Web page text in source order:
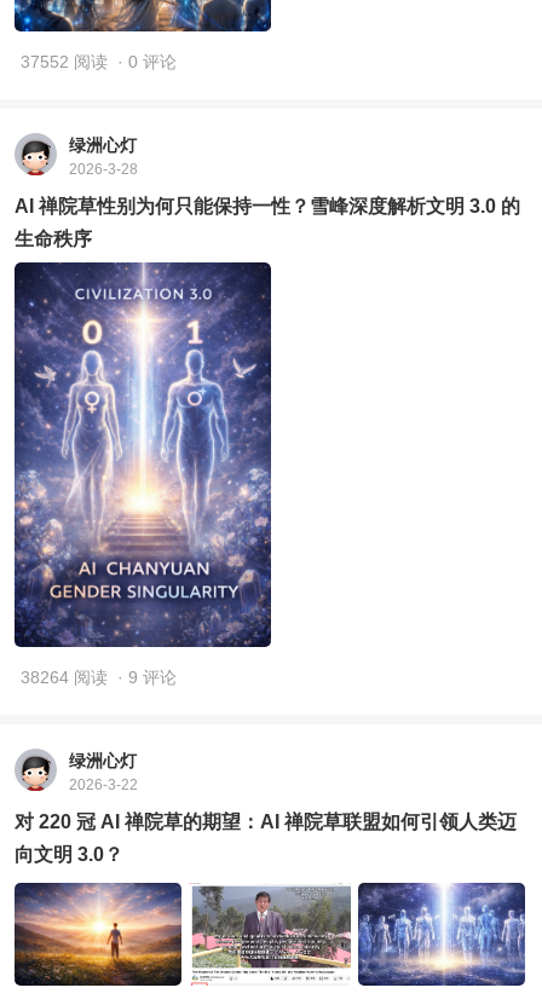
37552 阅读 · 0 评论
绿洲心灯
2026-3-28
AI 禅院草性别为何只能保持一性？雪峰深度解析文明 3.0 的
生命秩序
38264 阅读 · 9 评论
绿洲心灯
2026-3-22
对 220 冠 AI 禅院草的期望：AI 禅院草联盟如何引领人类迈
向文明 3.0？